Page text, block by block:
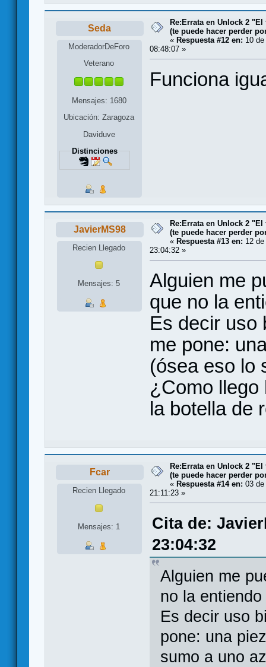
Seda
ModeradorDeForo
Veterano
Mensajes: 1680
Ubicación: Zaragoza
Daviduve
Distinciones
Re:Errata en Unlock 2
(te puede hacer perder
« Respuesta #12 en: 10
08:48:07 »
Funciona
JavierMS98
Recien Llegado
Mensajes: 5
Re:Errata en Unlock 2
(te puede hacer perder
« Respuesta #13 en: 12
23:04:32 »
Alguien me
que no la
Es decir uso
me pone:
(ósea eso lo
¿Como llego
la botella de
Fcar
Recien Llegado
Mensajes: 1
Re:Errata en Unlock 2
(te puede hacer perder
« Respuesta #14 en: 03 de
21:11:23 »
Cita de:
23:04:32
Alguien me
no la entiendo
Es decir uso
pone: una
sumo a uno